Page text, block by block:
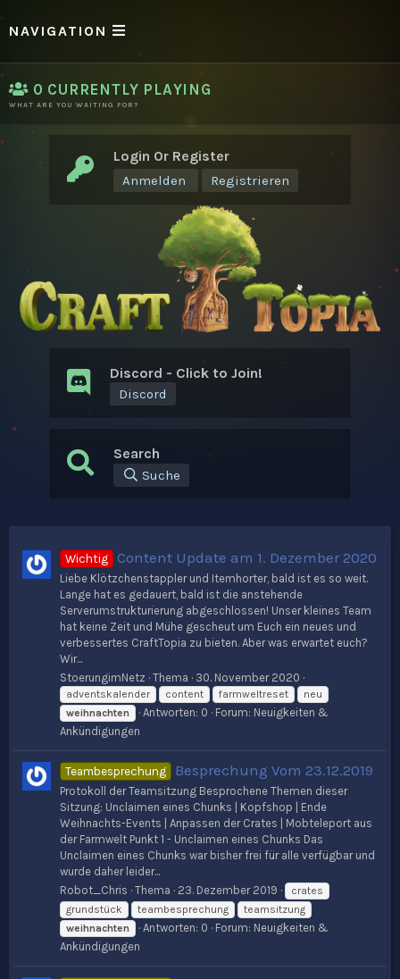
NAVIGATION
0 CURRENTLY PLAYING
WHAT ARE YOU WAITING FOR?
Login Or Register
Anmelden Registrieren
Discord - Click to Join!
Discord
Search
Suche
Wichtig Content Update am 1. Dezember 2020
Liebe Klötzchenstappler und Itemhorter, bald ist es so weit.
Lange hat es gedauert, bald ist die anstehende
Serverumstrukturierung abgeschlossen! Unser kleines Team
hat keine Zeit und Mühe gescheut um Euch ein neues und
verbessertes CraftTopia zu bieten. Aber was erwartet euch?
Wir...
StoerungimNetz Thema 30. November 2020
adventskalender content farmweltreset
neu
weihnachten
Antworten: 0 Forum: Neuigkeiten &
Ankündigungen
Teambesprechung Besprechung Vom 23.12.2019
Protokoll der Teamsitzung Besprochene Themen dieser
Sitzung: Unclaimen eines Chunks | Kopfshop | Ende
Weihnachts-Events | Anpassen der Crates | Mobteleport aus
der Farmwelt Punkt 1 - Unclaimen eines Chunks Das
Unclaimen eines Chunks war bisher frei für alle verfügbar und
wurde daher leider...
Robot_Chris Thema 23. Dezember 2019
crates
grundstück
teambesprechung
teamsitzung
weihnachten
Antworten: 0 Forum: Neuigkeiten &
Ankündigungen